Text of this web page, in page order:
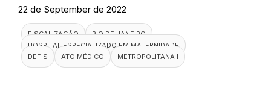
22 de September de 2022
FISCALIZAÇÃO
RIO DE JANEIRO
HOSPITAL ESPECIALIZADO EM MATERNIDADE
DEFIS
ATO MÉDICO METROPOLITANA I